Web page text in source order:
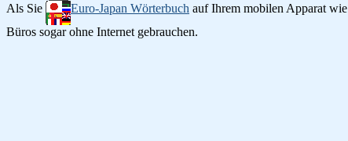
Als Sie Euro-Japan Wörterbuch auf Ihrem mobilen Apparat wie
Büros sogar ohne Internet gebrauchen.